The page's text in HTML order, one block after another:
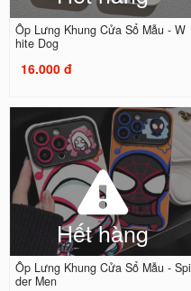
Ốp Lưng Khung Cửa Sổ Mẫu - W
hite Dog
16.000 đ
Hết hàng
Ốp Lưng Khung Cửa Sổ Mẫu - Spi
der Men